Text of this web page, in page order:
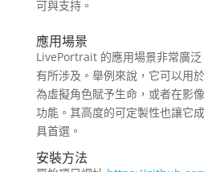
可與支持。
應用場景
LivePortrait 的應用場景非常廣
有所涉及。舉例來說，它可以用
為虛擬角色賦予生命，或者在影
功能。其高度的可定製性也讓它
具首選。
安裝方法